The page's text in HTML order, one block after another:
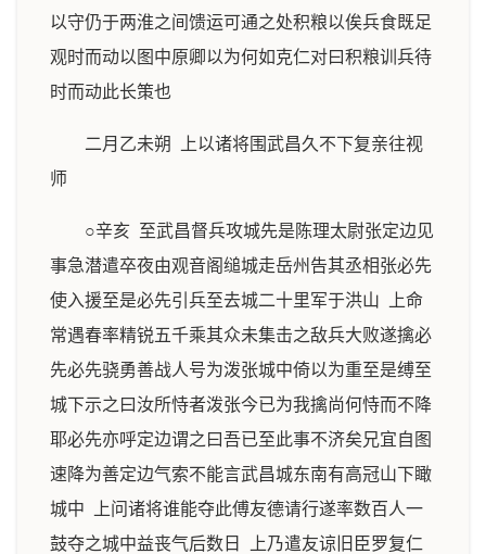
以守仍于两淮之间馈运可通之处积粮以俟兵食既足
观时而动以图中原卿以为何如克仁对曰积粮训兵待
时而动此长策也
二月乙未朔 上以诸将围武昌久不下复亲往视
师
○辛亥 至武昌督兵攻城先是陈理太尉张定边见
事急潜遣卒夜由观音阁缒城走岳州告其丞相张必先
使入援至是必先引兵至去城二十里军于洪山 上命
常遇春率精锐五千乘其众未集击之敌兵大败遂擒必
先必先骁勇善战人号为泼张城中倚以为重至是缚至
城下示之曰汝所恃者泼张今已为我擒尚何恃而不降
耶必先亦呼定边谓之曰吾已至此事不济矣兄宜自图
速降为善定边气索不能言武昌城东南有高冠山下瞰
城中 上问诸将谁能夺此傅友德请行遂率数百人一
鼓夺之城中益丧气后数日 上乃遣友谅旧臣罗复仁